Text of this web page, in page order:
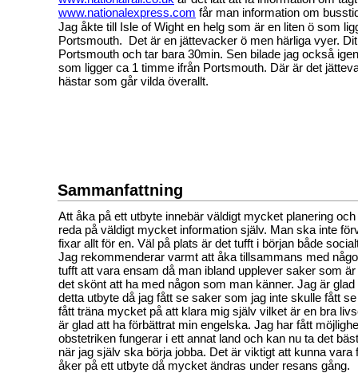
www.nationalexpress.com får man information om
Jag åkte till Isle of Wight en helg som är en liten ö som
Portsmouth. Det är en jättevacker ö men härliga vyer.
Portsmouth och tar bara 30min. Sen bilade jag också
som ligger ca 1 timme ifrån Portsmouth. Där är det
hästar som går vilda överallt.
Sammanfattning
Att åka på ett utbyte innebär väldigt mycket planering
reda på väldigt mycket information själv. Man ska inte
fixar allt för en. Väl på plats är det tufft i början både
Jag rekommenderar varmt att åka tillsammans med
tufft att vara ensam då man ibland upplever saker som
det skönt att ha med någon som man känner. Jag är glad
detta utbyte då jag fått se saker som jag inte skulle fått
fått träna mycket på att klara mig själv vilket är en bra
är glad att ha förbättrat min engelska. Jag har fått
obstetriken fungerar i ett annat land och kan nu ta det
när jag själv ska börja jobba. Det är viktigt att kunna vara
åker på ett utbyte då mycket ändras under resans gång.